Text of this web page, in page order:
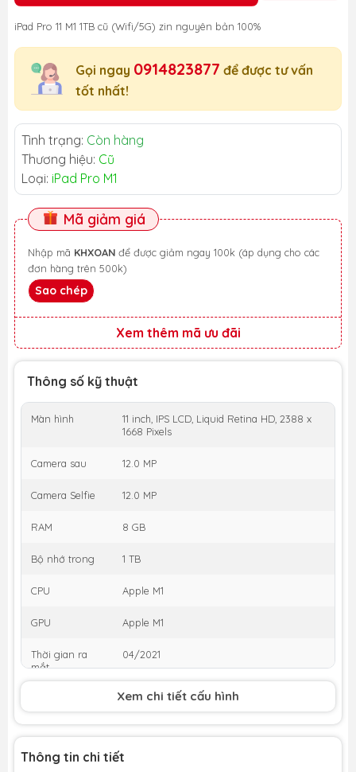
iPad Pro 11 M1 1TB cũ (Wifi/5G) zin nguyên bản 100%
Gọi ngay 0914823877 để được tư vấn
tốt nhất!
Tình trạng: Còn hàng
Thương hiệu: Cũ
Loại: iPad Pro M1
Mã giảm giá
Nhập mã KHXOAN
đơn hàng trên 500k)
Sao chép
Xem thêm mã ưu đãi
Thông số kỹ thuật
Màn hình
11 inch, IPS LCD, Liquid Retina HD, 2388 x
1668 Pixels
Camera sau 12.0 MP
Camera Selfie 12.0 MP
RAM 8 GB
Bộ nhớ trong 1 TB
CPU Apple M1
GPU Apple M1
Thời gian ra
mắt
04/2021
KM
hàng cũ
h5
Xem chi tiết cấu hình
Thông tin chi tiết